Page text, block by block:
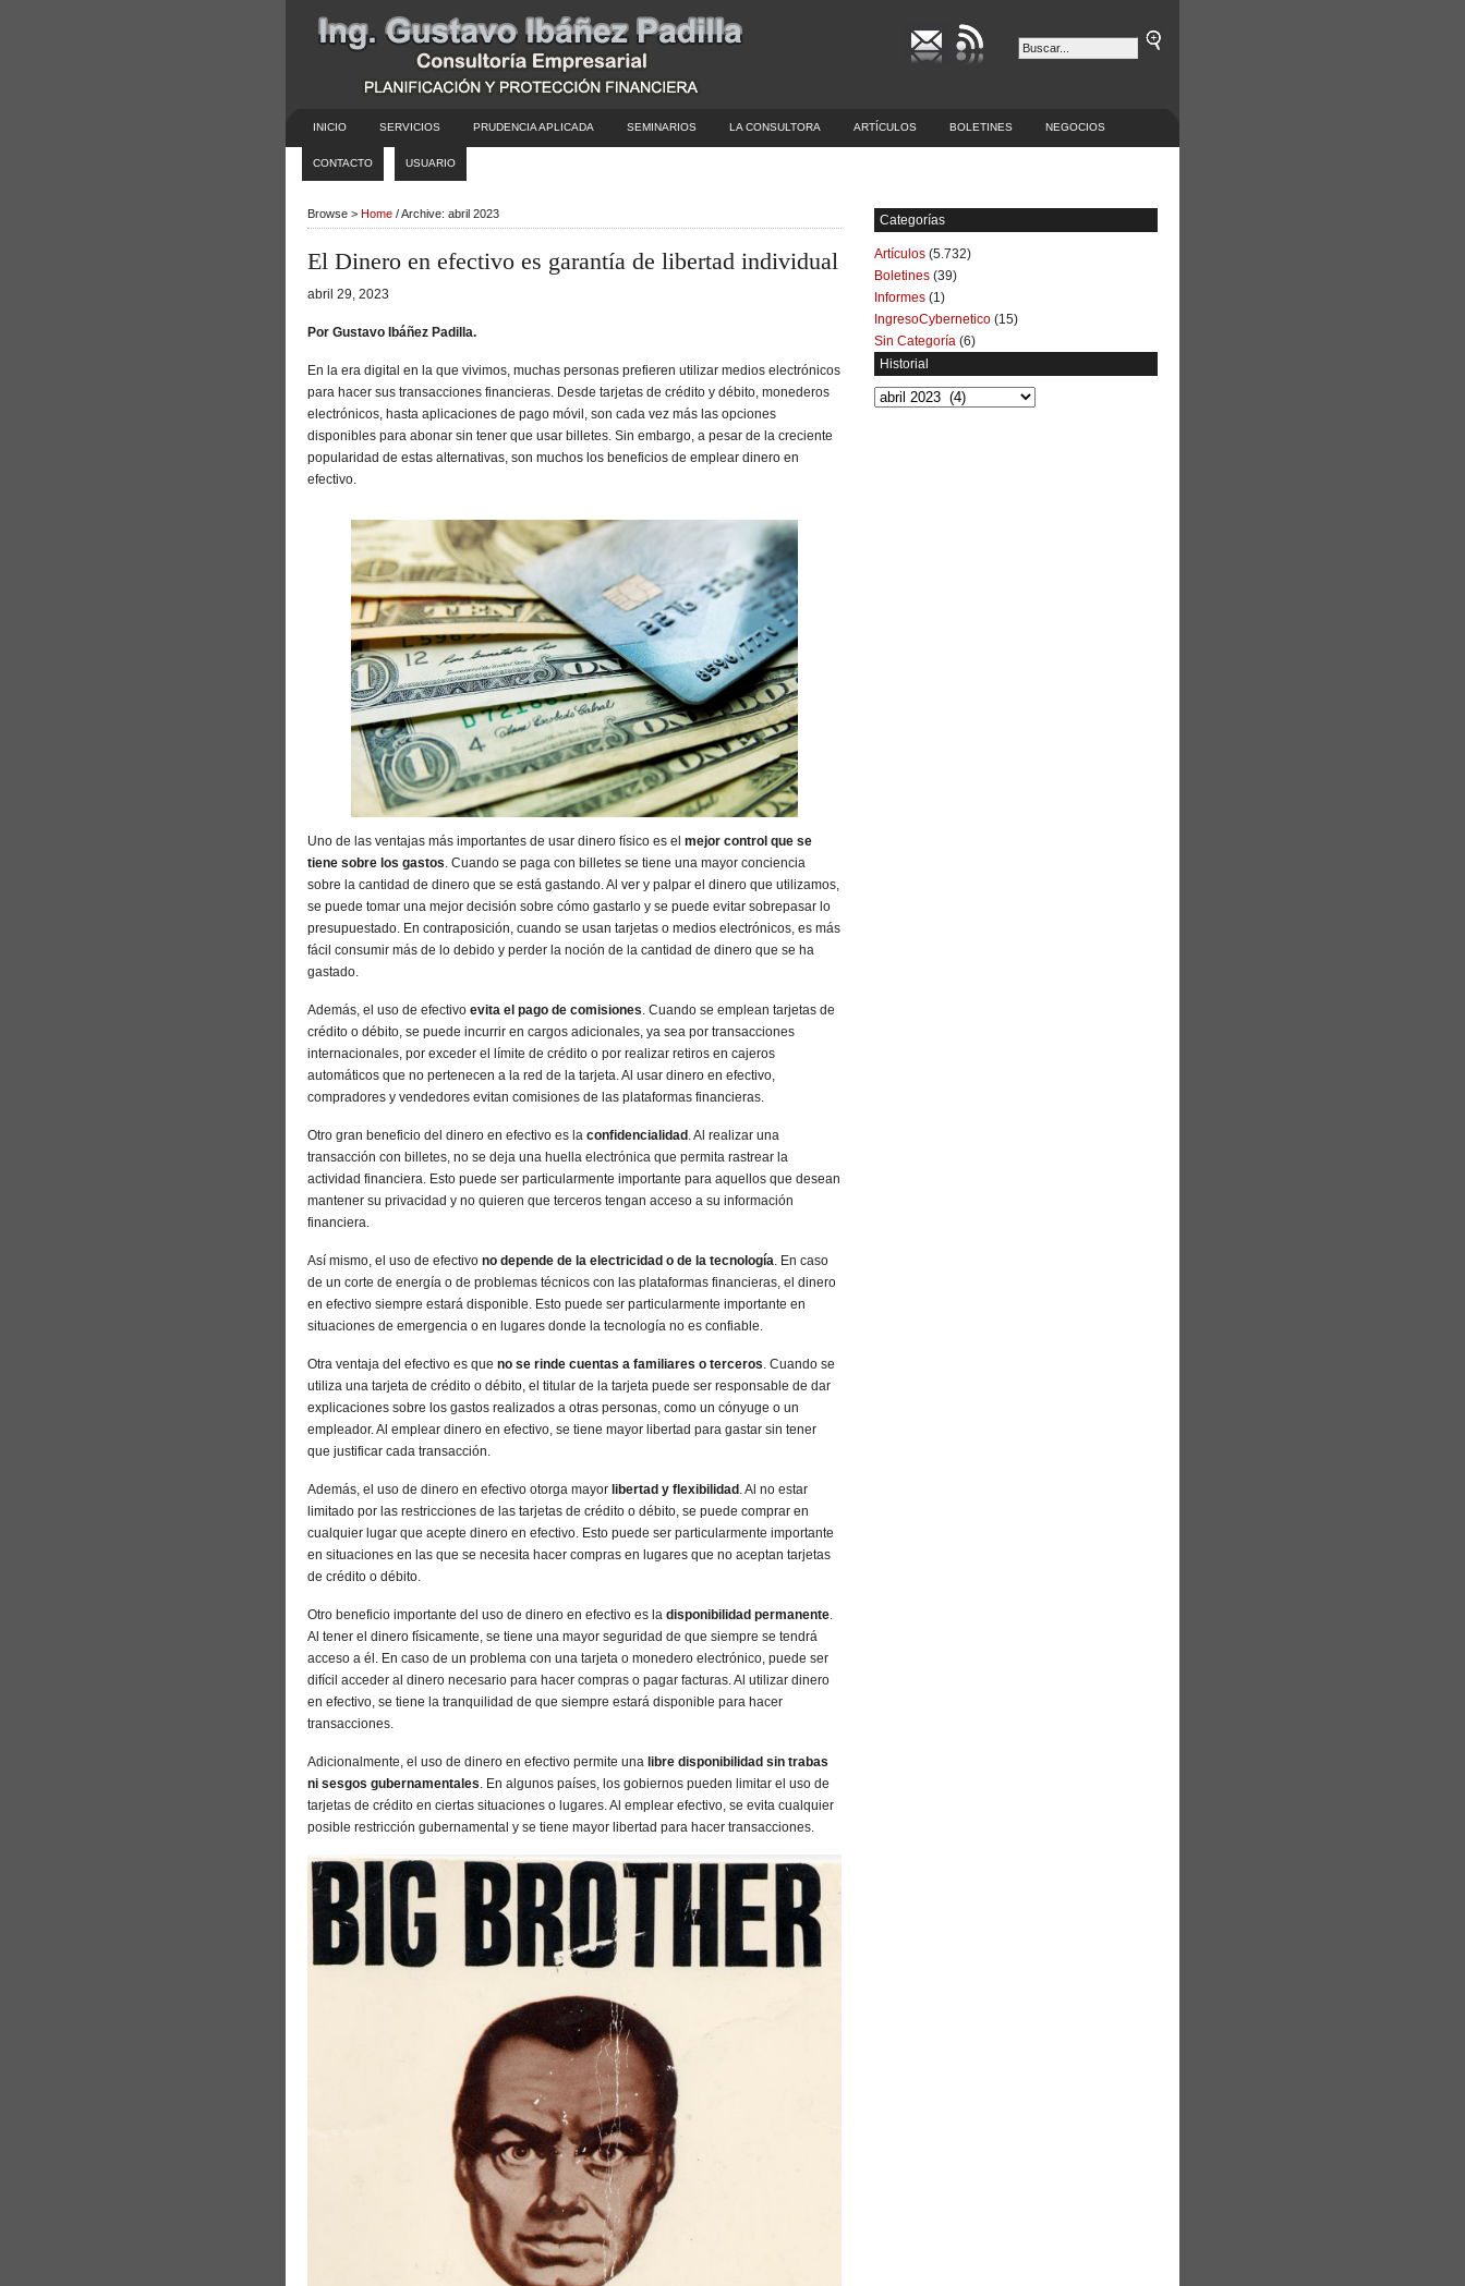
INICIO SERVICIOS PRUDENCIA APLICADA SEMINARIOS LA CONSULTORA ARTÍCULOS BOLETINES NEGOCIOS
CONTACTO USUARIO
Browse > Home / Archive: abril 2023
El Dinero en efectivo es garantía de libertad individual
abril 29, 2023
Por Gustavo Ibáñez Padilla.
En la era digital en la que vivimos, muchas personas prefieren utilizar medios electrónicos
para hacer sus transacciones financieras. Desde tarjetas de crédito y débito, monederos
electrónicos, hasta aplicaciones de pago móvil, son cada vez más las opciones
disponibles para abonar sin tener que usar billetes. Sin embargo, a pesar de la creciente
popularidad de estas alternativas, son muchos los beneficios de emplear dinero en
efectivo.
Uno de las ventajas más importantes de usar dinero físico es el mejor control que se
tiene sobre los gastos. Cuando se paga con billetes se tiene una mayor conciencia
sobre la cantidad de dinero que se está gastando. Al ver y palpar el dinero que utilizamos,
se puede tomar una mejor decisión sobre cómo gastarlo y se puede evitar sobrepasar lo
presupuestado. En contraposición, cuando se usan tarjetas o medios electrónicos, es más
fácil consumir más de lo debido y perder la noción de la cantidad de dinero que se ha
gastado.
Además, el uso de efectivo evita el pago de comisiones. Cuando se emplean tarjetas de
crédito o débito, se puede incurrir en cargos adicionales, ya sea por transacciones
internacionales, por exceder el límite de crédito o por realizar retiros en cajeros
automáticos que no pertenecen a la red de la tarjeta. Al usar dinero en efectivo,
compradores y vendedores evitan comisiones de las plataformas financieras.
Otro gran beneficio del dinero en efectivo es la confidencialidad . Al realizar una
transacción con billetes, no se deja una huella electrónica que permita rastrear la
actividad financiera. Esto puede ser particularmente importante para aquellos que desean
mantener su privacidad y no quieren que terceros tengan acceso a su información
financiera.
Así mismo, el uso de efectivo no depende de la electricidad o de la tecnología. En caso
de un corte de energía o de problemas técnicos con las plataformas financieras, el dinero
en efectivo siempre estará disponible. Esto puede ser particularmente importante en
situaciones de emergencia o en lugares donde la tecnología no es confiable.
Otra ventaja del efectivo es que no se rinde cuentas a familiares o terceros. Cuando se
utiliza una tarjeta de crédito o débito, el titular de la tarjeta puede ser responsable de dar
explicaciones sobre los gastos realizados a otras personas, como un cónyuge o un
empleador. Al emplear dinero en efectivo, se tiene mayor libertad para gastar sin tener
que justificar cada transacción.
Además, el uso de dinero en efectivo otorga mayor libertad y flexibilidad . Al no estar
limitado por las restricciones de las tarjetas de crédito o débito, se puede comprar en
cualquier lugar que acepte dinero en efectivo. Esto puede ser particularmente importante
en situaciones en las que se necesita hacer compras en lugares que no aceptan tarjetas
de crédito o débito.
Otro beneficio importante del uso de dinero en efectivo es la disponibilidad permanente.
Al tener el dinero físicamente, se tiene una mayor seguridad de que siempre se tendrá
acceso a él. En caso de un problema con una tarjeta o monedero electrónico, puede ser
difícil acceder al dinero necesario para hacer compras o pagar facturas. Al utilizar dinero
en efectivo, se tiene la tranquilidad de que siempre estará disponible para hacer
transacciones.
Adicionalmente, el uso de dinero en efectivo permite una libre disponibilidad sin trabas
ni sesgos gubernamentales. En algunos países, los gobiernos pueden limitar el uso de
tarjetas de crédito en ciertas situaciones o lugares. Al emplear efectivo, se evita cualquier
posible restricción gubernamental y se tiene mayor libertad para hacer transacciones.
Categorías
Artículos (5.732)
Boletines (39)
Informes (1)
IngresoCybernetico (15)
Sin Categoría (6)
Historial
Historial